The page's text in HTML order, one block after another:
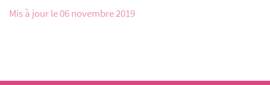
Mis à jour le 06 novembre 2019